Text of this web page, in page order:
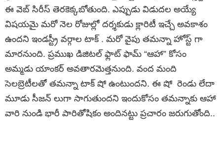
ఈ వెబ్ సిరీస్ తెరకెక్కబోతుంది. ఎప్పుడు విడుదల అయ్యే
విషయమై మరో నెల రోజుల్లో దర్శకుడు క్లారిటీ ఇచ్చే అవకాశం
ఉందని ఇండస్ట్రీ వర్గాల టాక్ . మరో వైపు తమన్నా హోస్ట్ గా
మారనుంది. ప్రముఖ డిజిటల్ ఫ్లాట్ ఫామ్ “ఆహా” కోసం
అమ్మడు యాంకర్ అవతారమెత్తనుంది. వంద మంది
సెలబ్రెటీలతో తమన్నా టాక్ షో ఉంటుందని. ఈ షో రెండు లేదా
మూడు సీజన్ లుగా సాగుతుందని ఇందుకోసం తమన్నాకు ఆహా
వారి నుండి భారీ పారితోషికం అందినట్టు ప్రచారం జరుగుతోంది..